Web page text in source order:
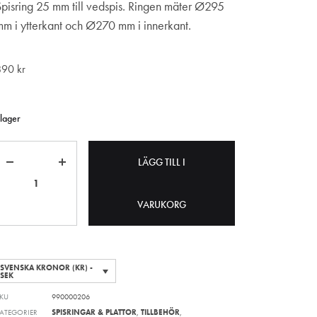
25 mm till vedspis. Ringen mäter Ø295
i ytterkant och Ø270 mm i innerkant.
kr
LÄGG TILL I
VARUKORG
SVENSKA KRONOR (KR) -
SEK
990000206
SPISRINGAR & PLATTOR,TILLBEHÖR,